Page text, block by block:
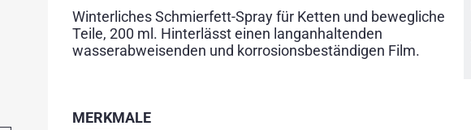
Winterliches Schmierfett-Spray für Ketten und bewegliche
Teile, 200 ml. Hinterlässt einen langanhaltenden
wasserabweisenden und korrosionsbeständigen Film.
MERKMALE